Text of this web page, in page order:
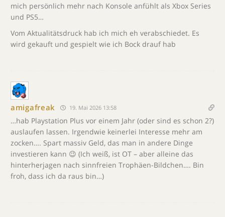
mich persönlich mehr nach Konsole anfühlt als Xbox Series
und PS5…
Vom Aktualitätsdruck hab ich mich eh verabschiedet. Es
wird gekauft und gespielt wie ich Bock drauf hab
amigafreak 19. Mai 2026 13:58
…hab Playstation Plus vor einem Jahr (oder sind es schon 2?)
auslaufen lassen. Irgendwie keinerlei Interesse mehr am
zocken…. Spart massiv Geld, das man in andere Dinge
investieren kann 😉 (Ich weiß, ist OT – aber alleine das
hinterherjagen nach sinnfreien Trophäen-Bildchen…. Bin
froh, dass ich da raus bin…)